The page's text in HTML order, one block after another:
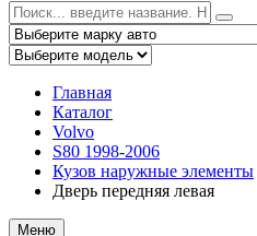
Главная
Каталог
Volvo
S80 1998-2006
Кузов наружные элементы
Дверь передняя левая
Меню